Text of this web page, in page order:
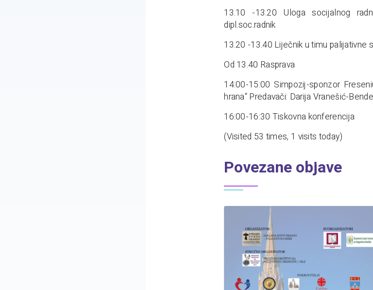
13.10 -13.20 Uloga socijalnog
dipl.soc.radnik
13.20 -13.40 Liječnik u timu palijativne
Od 13.40 Rasprava
14:00-15:00 Simpozij-sponzor
hrana“ Predavači: Darija Vranešić-
16:00-16:30 Tiskovna konferencija
(Visited 53 times, 1 visits today)
Povezane objave